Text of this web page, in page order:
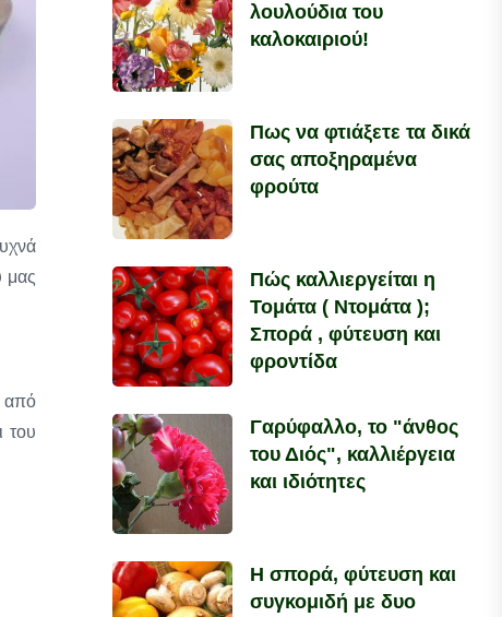
μας
από
του
λουλούδια του
καλοκαιριού!
Πως να φτιάξετε τα δικά
σας αποξηραμένα
φρούτα
Πώς καλλιεργείται η
Τομάτα ( Ντομάτα );
Σπορά , φύτευση και
φροντίδα
Γαρύφαλλο, το "άνθος
του Διός", καλλιέργεια
και ιδιότητες
Η σπορά, φύτευση και
συγκομιδή με δυο